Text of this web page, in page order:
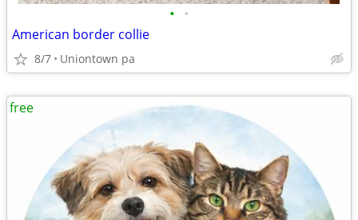
• •
American border collie
8/7 Uniontown pa
free